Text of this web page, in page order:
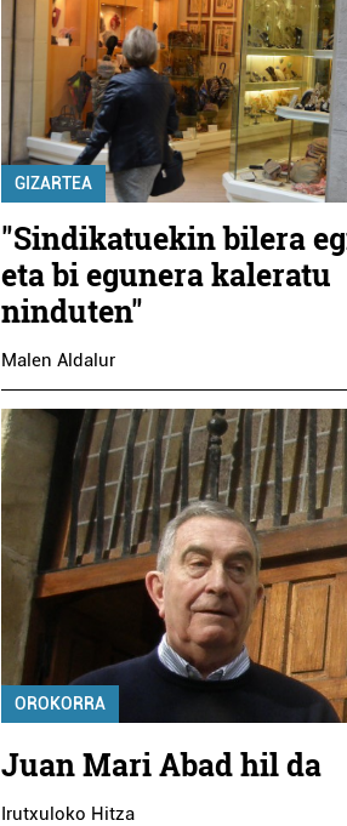
GIZARTEA
"Sindikatuekin bilera
eta bi egunera kaleratu
ninduten"
Malen Aldalur
OROKORRA
Juan Mari Abad hil da
Irutxuloko Hitza